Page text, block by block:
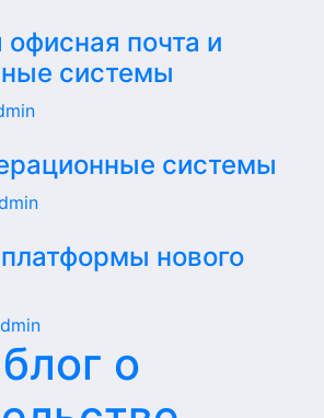
офисная почта и
системы
системы
нового
о